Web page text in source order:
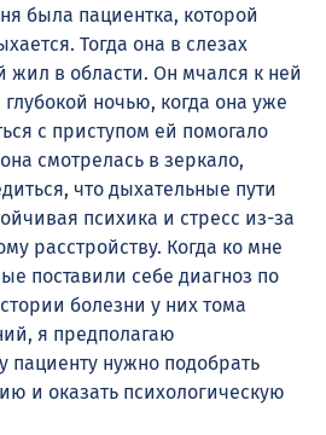
была пациентка, которой
Тогда она в слезах
жил в области. Он мчался к ней
ночью, когда она уже
с приступом ей помогало
смотрелась в зеркало,
что дыхательные пути
психика и стресс из-за
расстройству. Когда ко мне
поставили себе диагноз по
болезни у них тома
я предполагаю
пациенту нужно подобрать
и оказать психологическую